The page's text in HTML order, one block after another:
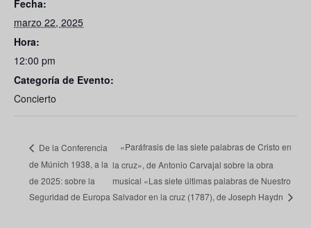
Fecha:
marzo 22, 2025
Hora:
12:00 pm
Categoría de Evento:
Concierto
De la Conferencia
de Múnich 1938, a la
de 2025: sobre la
Seguridad de Europa
«Paráfrasis de las siete palabras de Cristo en
la cruz», de Antonio Carvajal sobre la obra
musical «Las siete últimas palabras de Nuestro
Salvador en la cruz (1787), de Joseph Haydn